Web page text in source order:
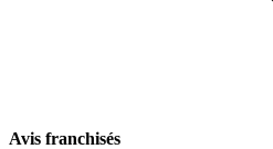
Avis franchisés